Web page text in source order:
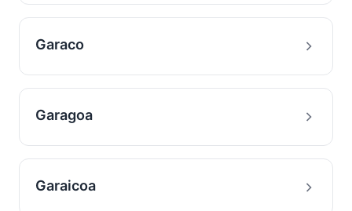
Garaco
Garagoa
Garaicoa